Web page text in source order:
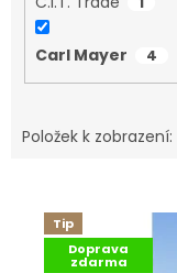
Carl Mayer 4
Položek k zobrazení:
Tip
Doprava
zdarma